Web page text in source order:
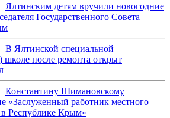
Ялтинским детям вручили новогодние
Государственного Совета
В Ялтинской специальной
школе после ремонта открыт
Константину Шимановскому
«Заслуженный работник местного
в Республике Крым»